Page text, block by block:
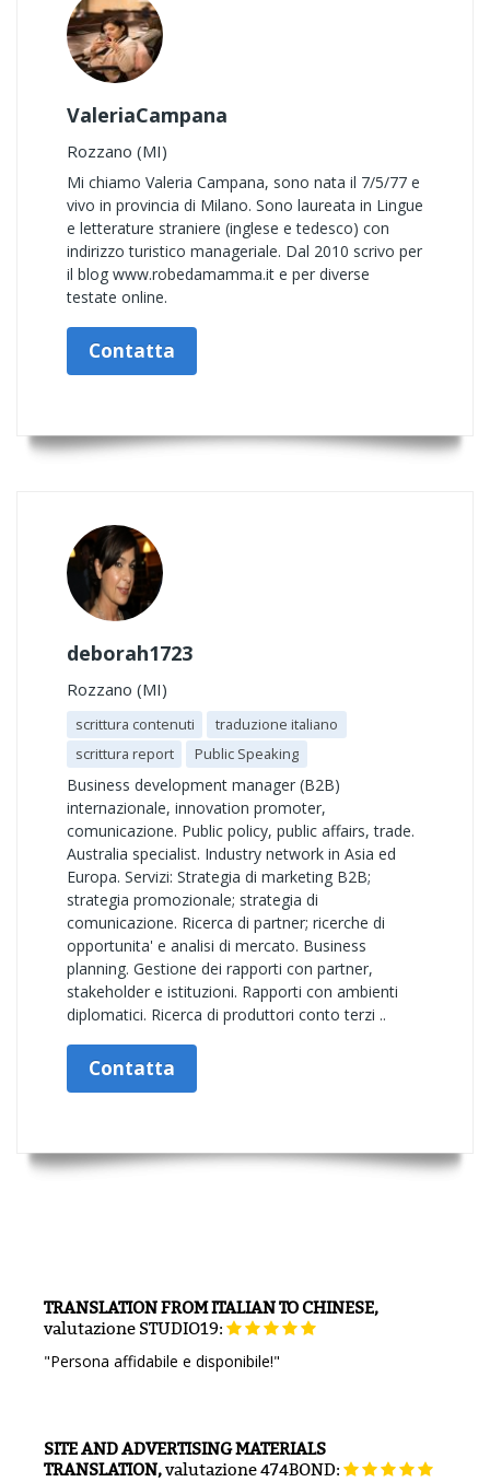
ValeriaCampana
Rozzano (MI)
Mi chiamo Valeria Campana, sono nata il 7/5/77 e
vivo in provincia di Milano. Sono laureata in Lingue
e letterature straniere (inglese e tedesco) con
indirizzo turistico manageriale. Dal 2010 scrivo per
il blog www.robedamamma.it e per diverse
testate online.
Contatta
deborah1723
Rozzano (MI)
scrittura contenuti
traduzione italiano
scrittura report
Public Speaking
Business development manager (B2B)
internazionale, innovation promoter,
comunicazione. Public policy, public affairs, trade.
Australia specialist. Industry network in Asia ed
Europa. Servizi: Strategia di marketing B2B;
strategia promozionale; strategia di
comunicazione. Ricerca di partner; ricerche di
opportunita' e analisi di mercato. Business
planning. Gestione dei rapporti con partner,
stakeholder e istituzioni. Rapporti con ambienti
diplomatici. Ricerca di produttori conto terzi ..
Contatta
TRANSLATION FROM ITALIAN TO CHINESE,
valutazioneSTUDIO19:
"Persona affidabile e disponibile!"
SITE AND ADVERTISING MATERIALS
TRANSLATION,valutazione474BOND: